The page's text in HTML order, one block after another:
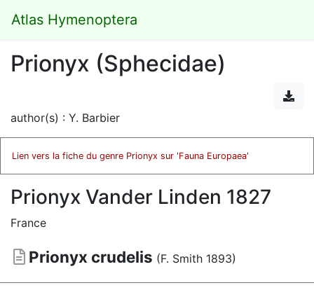
Atlas Hymenoptera
Prionyx (Sphecidae)
author(s) : Y. Barbier
Lien vers la fiche du genre Prionyx sur 'Fauna Europaea'
Prionyx Vander Linden 1827
France
Prionyx crudelis (F. Smith 1893)